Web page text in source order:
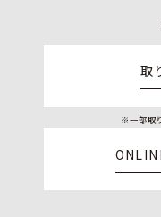
取
※一部取